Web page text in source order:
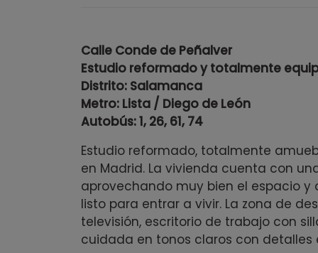
Calle Conde de Peñalver
Estudio reformado y totalmente
Distrito: Salamanca
Metro: Lista / Diego de León
Autobús: 1, 26, 61, 74
Estudio reformado, totalmente
en Madrid. La vivienda cuenta con
aprovechando muy bien el espacio
listo para entrar a vivir. La zona de
televisión, escritorio de trabajo con
cuidada en tonos claros con